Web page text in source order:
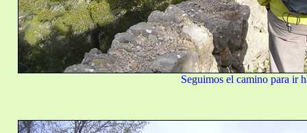
Seguimos el camino para ir